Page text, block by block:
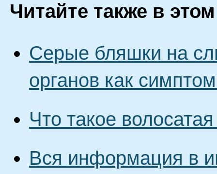
Читайте также в
Серые бляшки на
органов как
Что такое
Вся информация в